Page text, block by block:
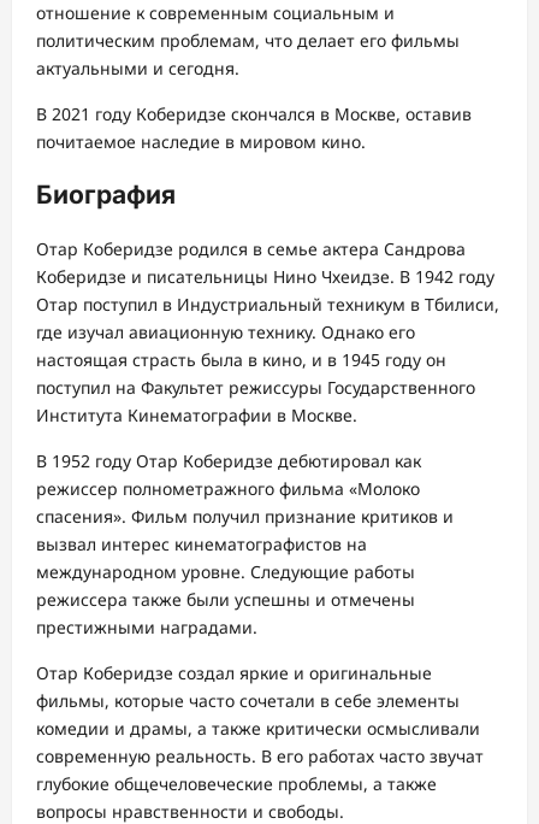
отношение к современным социальным и
политическим проблемам, что делает его фильмы
актуальными и сегодня.
В 2021 году Коберидзе скончался в Москве, оставив
почитаемое наследие в мировом кино.
Биография
Отар Коберидзе родился в семье актера Сандрова
Коберидзе и писательницы Нино Чхеидзе. В 1942 году
Отар поступил в Индустриальный техникум в Тбилиси,
где изучал авиационную технику. Однако его
настоящая страсть была в кино, и в 1945 году он
поступил на Факультет режиссуры Государственного
Института Кинематографии в Москве.
В 1952 году Отар Коберидзе дебютировал как
режиссер полнометражного фильма «Молоко
спасения». Фильм получил признание критиков и
вызвал интерес кинематографистов на
международном уровне. Следующие работы
режиссера также были успешны и отмечены
престижными наградами.
Отар Коберидзе создал яркие и оригинальные
фильмы, которые часто сочетали в себе элементы
комедии и драмы, а также критически осмысливали
современную реальность. В его работах часто звучат
глубокие общечеловеческие проблемы, а также
вопросы нравственности и свободы.